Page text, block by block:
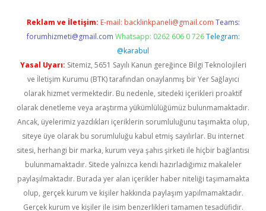
Reklam ve İletişim: E-mail: backlinkpaneli@gmail.com Teams:
forumhizmeti@gmail.com Whatsapp: 0262 606 0 726 Telegram:
@karabul
Yasal Uyarı: Sitemiz, 5651 Sayılı Kanun gereğince Bilgi Teknolojileri
ve İletişim Kurumu (BTK) tarafından onaylanmış bir Yer Sağlayıcı
olarak hizmet vermektedir. Bu nedenle, sitedeki içerikleri proaktif
olarak denetleme veya araştırma yükümlülüğümüz bulunmamaktadır.
Ancak, üyelerimiz yazdıkları içeriklerin sorumluluğunu taşımakta olup,
siteye üye olarak bu sorumluluğu kabul etmiş sayılırlar. Bu internet
sitesi, herhangi bir marka, kurum veya şahıs şirketi ile hiçbir bağlantısı
bulunmamaktadır. Sitede yalnızca kendi hazırladığımız makaleler
paylaşılmaktadır. Burada yer alan içerikler haber niteliği taşımamakta
olup, gerçek kurum ve kişiler hakkında paylaşım yapılmamaktadır.
Gerçek kurum ve kişiler ile isim benzerlikleri tamamen tesadüfidir.